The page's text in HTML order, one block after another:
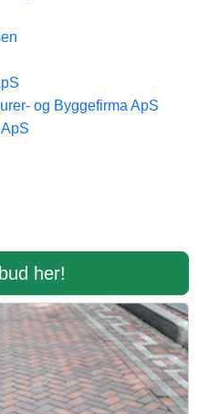
og Byggefirma ApS
her!